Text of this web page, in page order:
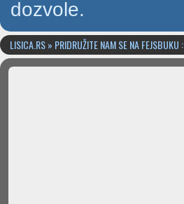
dozvole.
LISICA.RS » PRIDRUŽITE NAM SE NA FEJSBUKU :